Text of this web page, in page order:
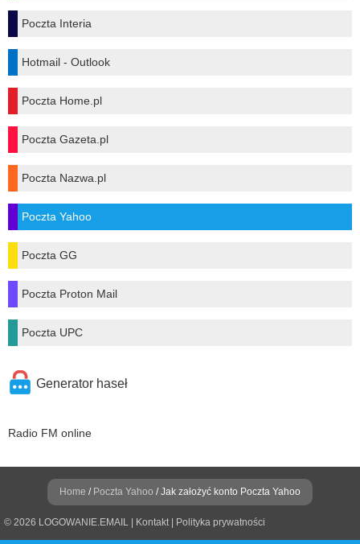
Poczta Interia
Hotmail - Outlook
Poczta Home.pl
Poczta Gazeta.pl
Poczta Nazwa.pl
Poczta Yahoo
Poczta GG
Poczta Proton Mail
Poczta UPC
Generator haseł
Radio FM online
Home / Poczta Yahoo / Jak założyć konto Poczta Yahoo
© 2026 LOGOWANIE.EMAIL | Kontakt| Polityka prywatności